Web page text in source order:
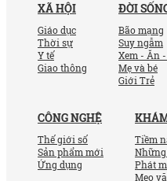
XÃ HỘI
Giáo dục
Thời sự
Y tế
Giao thông
ĐỜI
Bão mạng
Suy ngẫm
Xem - Ăn
Mẹ và bé
Giới Trẻ
CÔNG NGHỆ
Thế giới số
Sản phẩm mới
Ứng dụng
Tiềm
Phát
Mẹo